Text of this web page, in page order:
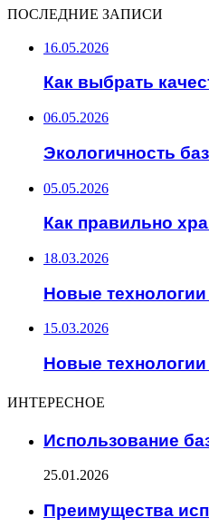
ПОСЛЕДНИЕ ЗАПИСИ
16.05.2026
Как выбрать
06.05.2026
Экологичность
05.05.2026
Как правильно
18.03.2026
Новые
15.03.2026
Новые
ИНТЕРЕСНОЕ
Использование
25.01.2026
Преимущества